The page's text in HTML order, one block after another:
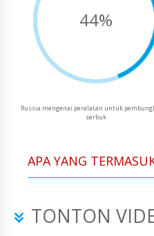
44%
Russia mengenai peralatan untuk
serbuk
APA YANG
TONTON